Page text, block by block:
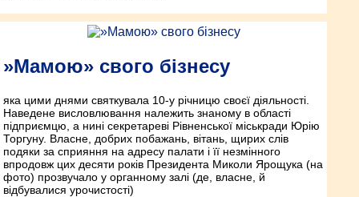
»Мамою» свого бізнесу
яка цими днями святкувала 10-у річницю своєї діяльності.
Наведене висловлювання належить знаному в області
підприємцю, а нині секретареві Рівненської міськради Юрію
Торгуну. Власне, добрих побажань, вітань, щирих слів
подяки за сприяння на адресу палати і її незмінного
впродовж цих десяти років Президента Миколи Ярощука (на
фото) прозвучало у органному залі (де, власне, й
відбувалися урочистості)